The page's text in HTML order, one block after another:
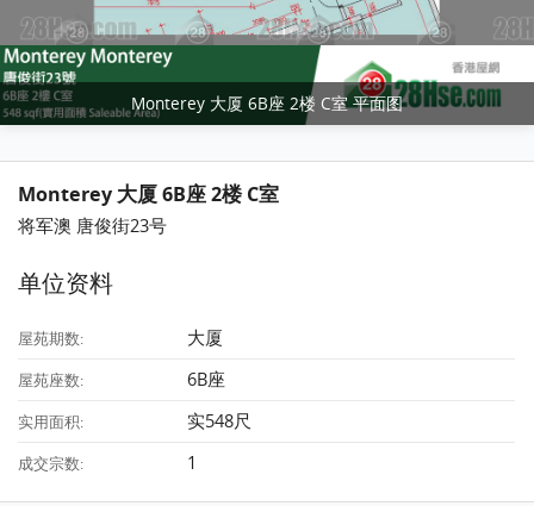
Monterey 大厦 6B座 2楼 C室 平面图
Monterey 大厦 6B座 2楼 C室
将军澳 唐俊街23号
单位资料
屋苑期数: 大厦
屋苑座数: 6B座
实用面积: 实548尺
成交宗数: 1